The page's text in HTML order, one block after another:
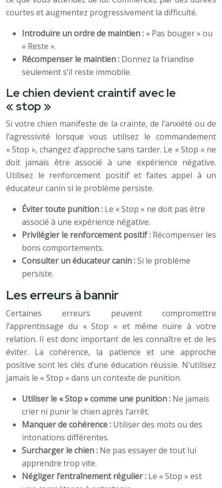
courtes et augmentez progressivement la difficulté.
Introduire un ordre de maintien : « Pas bouger » ou
« Reste ».
Récompenser le maintien : Donnez la friandise
seulement s’il reste immobile.
Le chien devient craintif avec le
« stop »
Si votre chien manifeste de la crainte, de l’anxiété ou de
l’agressivité lorsque vous utilisez le commandement
« Stop », changez d’approche sans tarder. Le « Stop » ne
doit jamais être associé à une expérience négative.
Utilisez le renforcement positif et faites appel à un
éducateur canin si le problème persiste.
Éviter toute punition : Le « Stop » ne doit pas être
associé à une expérience négative.
Privilégier le renforcement positif : Récompenser les
bons comportements.
Consulter un éducateur canin :Si le problème
persiste.
Les erreurs à bannir
Certaines erreurs peuvent compromettre
l’apprentissage du « Stop » et même nuire à votre
relation. Il est donc important de les connaître et de les
éviter. La cohérence, la patience et une approche
positive sont les clés d’une éducation réussie. N’utilisez
jamais le « Stop » dans un contexte de punition.
Utiliser le « Stop » comme une punition : Ne jamais
crier ni punir le chien après l’arrêt.
Manquer de cohérence : Utiliser des mots ou des
intonations différentes.
Surcharger le chien : Ne pas essayer de tout lui
apprendre trop vite.
Négliger l’entraînement régulier : Le « Stop » est